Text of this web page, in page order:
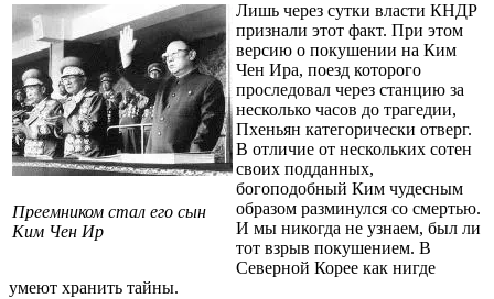
Преемником стал его сын
Ким Чен Ир
Лишь через сутки власти КНДР
признали этот факт. При этом
версию о покушении на Ким
Чен Ира, поезд которого
проследовал через станцию за
несколько часов до трагедии,
Пхеньян категорически отверг.
В отличие от нескольких сотен
своих подданных,
богоподобный Ким чудесным
образом разминулся со смертью.
И мы никогда не узнаем, был ли
тот взрыв покушением. В
Северной Корее как нигде
умеют хранить тайны.